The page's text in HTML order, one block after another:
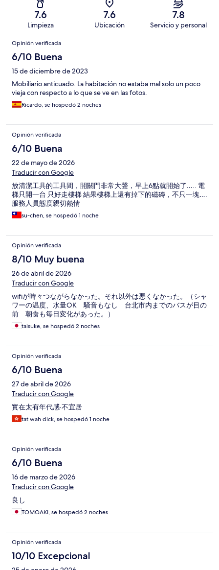
7.6
Limpieza
7.6
Ubicación
7.8
Servicio y personal
Opiniones
Opinión verificada
6/10 Buena
15 de diciembre de 2023
Mobiliario anticuado. La habitación no estaba mal solo un poco
vieja con respecto a lo que se ve en las fotos.
Ricardo, se hospedó 2 noches
Opinión verificada
6/10 Buena
22 de mayo de 2026
Traducir con Google
放清潔工具的工具間，開關門非常大聲，早上6點就開始了….. 電
梯只開一台 只好走樓梯 結果樓梯上還有掉下的磁磚，不只一塊….
服務人員態度親切熱情
su-chen, se hospedó 1 noche
Opinión verificada
8/10 Muy buena
26 de abril de 2026
Traducir con Google
wifiが時々つながらなかった。それ以外は悪くなかった。（シャ
ワーの温度、水量OK 騒音もなし 台北市内までのバスが目の
前 朝食も毎日変化があった。）
taisuke, se hospedó 2 noches
Opinión verificada
6/10 Buena
27 de abril de 2026
Traducir con Google
實在太有年代感·不宜居
tat wah dick, se hospedó 1 noche
Opinión verificada
6/10 Buena
16 de marzo de 2026
Traducir con Google
良し
TOMOAKI, se hospedó 2 noches
Opinión verificada
10/10 Excepcional